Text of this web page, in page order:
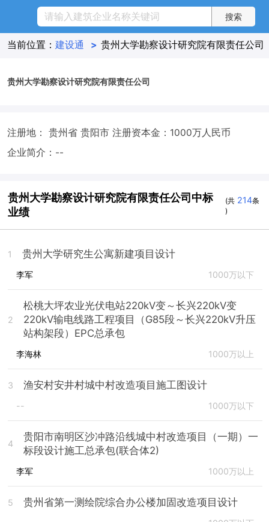
当前位置： 建设通 > 贵州大学勘察设计研究院有限责任公司
贵州大学勘察设计研究院有限责任公司
注册地： 贵州省 贵阳市 注册资本金：1000万人民币
企业简介：--
贵州大学勘察设计研究院有限责任公司中标
业绩
(共 214条
)
1 贵州大学研究生公寓新建项目设计
李军 1000万以下
2
松桃大坪农业光伏电站220kV变～长兴220kV变
220kV输电线路工程项目（G85段～长兴220kV升压
站构架段）EPC总承包
李海林 1000万以上
3 渔安村安井村城中村改造项目施工图设计
-- 1000万以下
4
贵阳市南明区沙冲路沿线城中村改造项目（一期）一
标段设计施工总承包(联合体2)
李军 1000万以上
5 贵州省第一测绘院综合办公楼加固改造项目设计